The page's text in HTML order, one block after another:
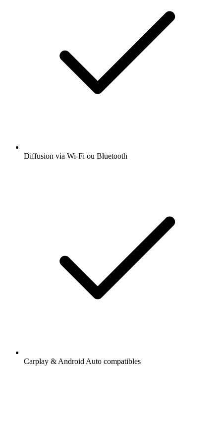
Diffusion via Wi-Fi ou Bluetooth
Carplay & Android Auto compatibles